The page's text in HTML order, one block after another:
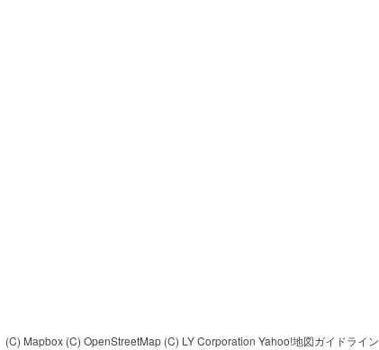
(C) Mapbox (C) OpenStreetMap (C) LY Corporation Yahoo!地図ガイドライン